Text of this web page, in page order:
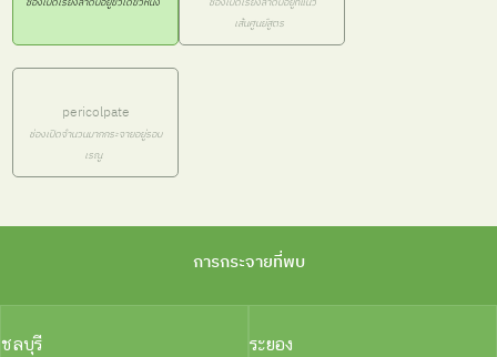
เส้นศูนย์สูตร
pericolpate
ช่องเปิดจำนวนมากกระจายอยู่รอบ
เรณู
การกระจายที่พบ
ชลบุรี ระยอง